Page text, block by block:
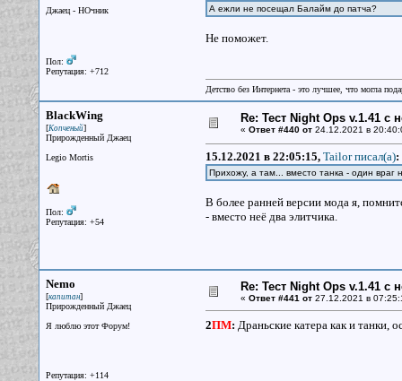
Джаец - НОчник
Пол:
Репутация: +712
А ежли не посещал Балайм до патча?
Не поможет.
Детство без Интернета - это лучшее, что могла
BlackWing
[Копченый]
Прирожденный Джаец
Legio Mortis
Пол:
Репутация: +54
Re: Тест Night Ops v.1.41 с
« Ответ #440 от24.12.2021 в
15.12.2021 в 22:05:15, Tailor писал(a):
Прихожу, а там... вместо танка - один
В более ранней версии мода я,
- вместо неё два элитчика.
Nemo
[капитан]
Прирожденный Джаец
Я люблю этот Форум!
Репутация: +114
Re: Тест Night Ops v.1.41 с
« Ответ #441 от27.12.2021 в
2ПМ: Драньские катера как и